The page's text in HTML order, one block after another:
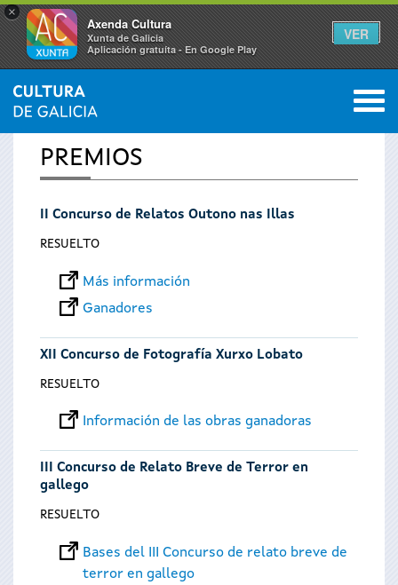
×
Axenda Cultura
Xunta de Galicia
Aplicación gratuíta - En Google Play
VER
Se
encuentra
usted
INICIO 0
PREMIOS
II Concurso de Relatos Outono nas Illas
RESUELTO
Más información
Ganadores
XII Concurso de Fotografía Xurxo Lobato
RESUELTO
Información de las obras ganadoras
III Concurso de Relato Breve de Terror en
gallego
RESUELTO
Bases del III Concurso de relato breve de
terror en gallego